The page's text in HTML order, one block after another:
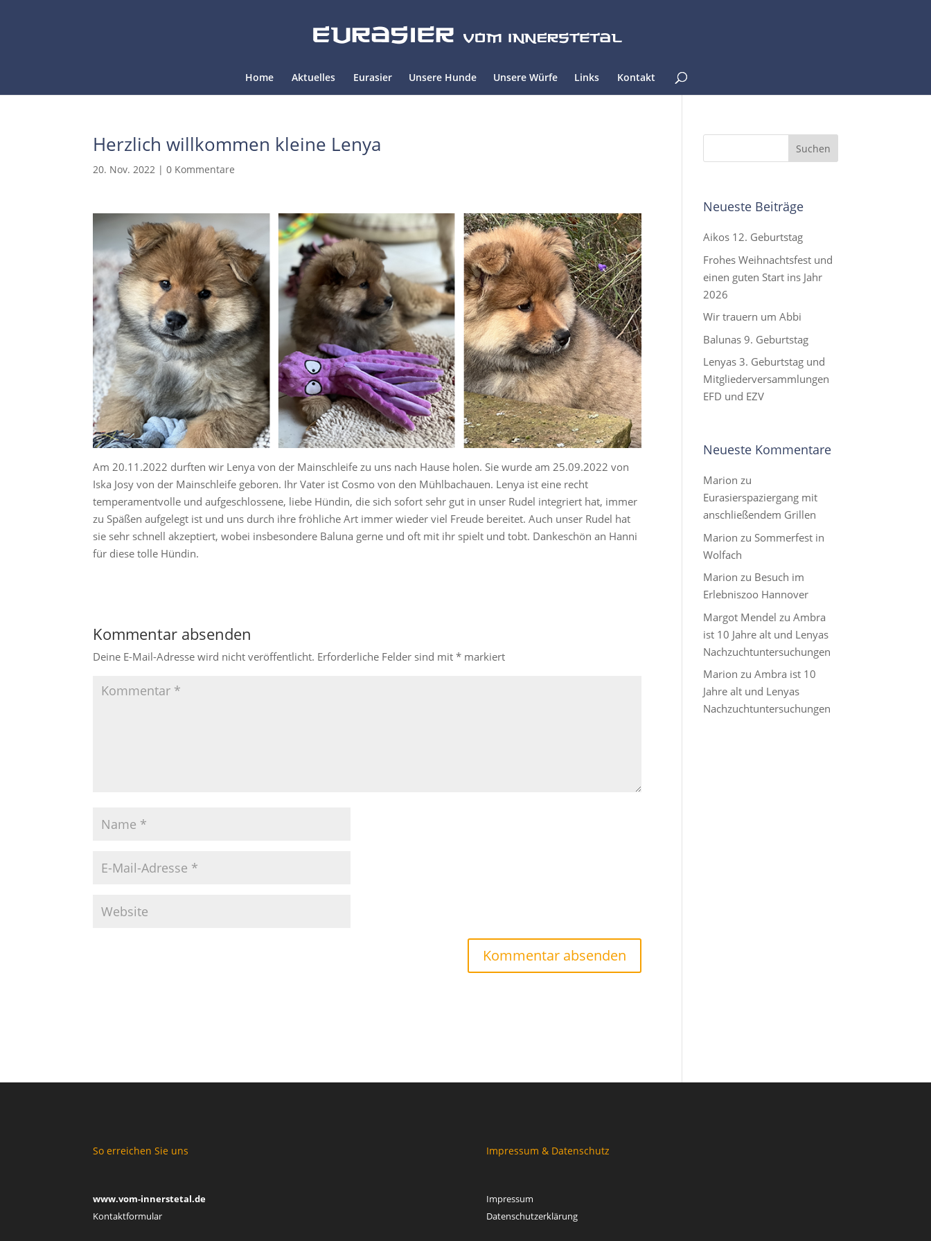
Home Aktuelles Eurasier Unsere Hunde Unsere Würfe Links Kontakt
Herzlich willkommen kleine Lenya
20. Nov. 2022 |0 Kommentare
Am 20.11.2022 durften wir Lenya von der Mainschleife zu uns nach Hause holen. Sie wurde am 25.09.2022 von
Iska Josy von der Mainschleife geboren. Ihr Vater ist Cosmo von den Mühlbachauen. Lenya ist eine recht
temperamentvolle und aufgeschlossene, liebe Hündin, die sich sofort sehr gut in unser Rudel integriert hat, immer
zu Späßen aufgelegt ist und uns durch ihre fröhliche Art immer wieder viel Freude bereitet. Auch unser Rudel hat
sie sehr schnell akzeptiert, wobei insbesondere Baluna gerne und oft mit ihr spielt und tobt. Dankeschön an Hanni
für diese tolle Hündin.
Kommentar absenden
Deine E-Mail-Adresse wird nicht veröffentlicht. Erforderliche Felder sind mit* markiert
Neueste Beiträge
Aikos 12. Geburtstag
Frohes Weihnachtsfest und
einen guten Start ins Jahr
2026
Wir trauern um Abbi
Balunas 9. Geburtstag
Lenyas 3. Geburtstag und
Mitgliederversammlungen
EFD und EZV
Neueste Kommentare
Marion zu
Eurasierspaziergang mit
anschließendem Grillen
Marion zu Sommerfest in
Wolfach
Marion zu Besuch im
Erlebniszoo Hannover
Margot Mendel zuAmbra
ist 10 Jahre alt und Lenyas
Nachzuchtuntersuchungen
Marion zuAmbra ist 10
Jahre alt und Lenyas
Nachzuchtuntersuchungen
So erreichen Sie uns
www.vom-innerstetal.de
Kontaktformular
Impressum & Datenschutz
Impressum
Datenschutzerklärung